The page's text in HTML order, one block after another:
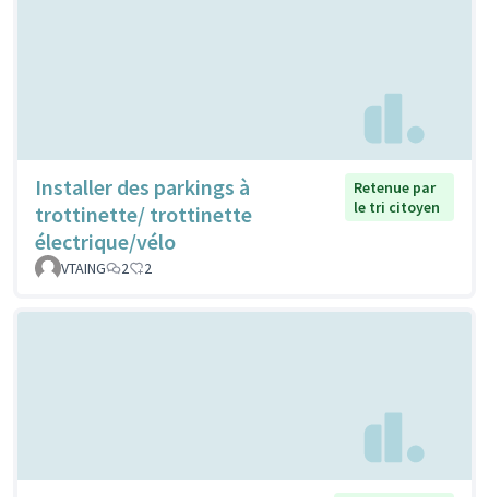
Installer des parkings à
trottinette/ trottinette
électrique/vélo
Retenue par
le tri citoyen
VTAING 2 2